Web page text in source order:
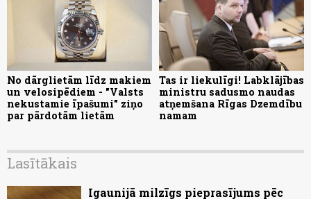
No dārglietām līdz makiem
un velosipēdiem - "Valsts
nekustamie īpašumi" ziņo
par pārdotām lietām
Tas ir liekulīgi! Labklājības
ministru sadusmo naudas
atņemšana Rīgas Dzemdību
namam
Lasītākais
Igaunijā milzīgs pieprasījums pēc